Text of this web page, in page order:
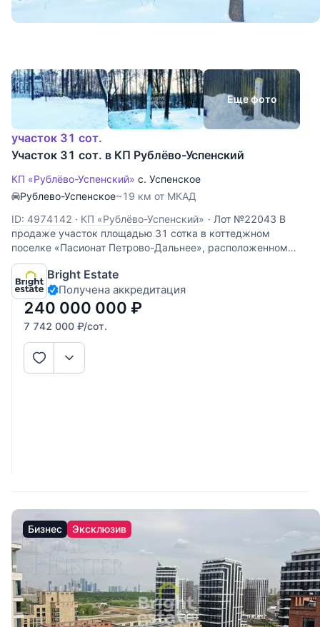
Еще фото
участок 31 сот.
Участок 31 сот. в КП Рублёво-Успенский
КП «Рублёво-Успенский» с. Успенское
Рублево-Успенское~19 км от МКАД
ID: 4974142 · КП «Рублёво-Успенский» · Лот №22043 В
продаже участок площадью 31 сотка в коттеджном
поселке «Пасионат Петрово-Дальнее», расположенном
всего в 15 километрах от МКАД по Ильинскому шоссе. Это
идеальное место для строительства загородного дома, где
можно совместить комфорт
Bright Estate
Получена аккредитация
240 000 000 ₽
7 742 000 ₽/сот.
Бизнес Эксклюзив